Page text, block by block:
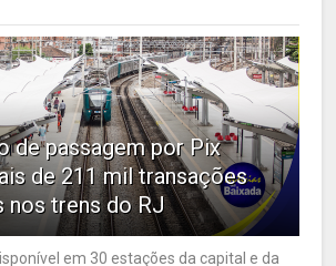
de passagem por Pix
de 211 mil transações
nos trens do RJ
em 30 estações da capital e da